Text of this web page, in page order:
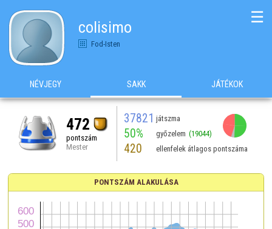
colisimo
Fod-Isten
☰
NÉVJEGY SAKK JÁTÉKOK
472
pontszám
Mester
37821 játszma
50% győzelem (19044)
420 ellenfelek átlagos pontszáma
PONTSZÁM ALAKULÁSA